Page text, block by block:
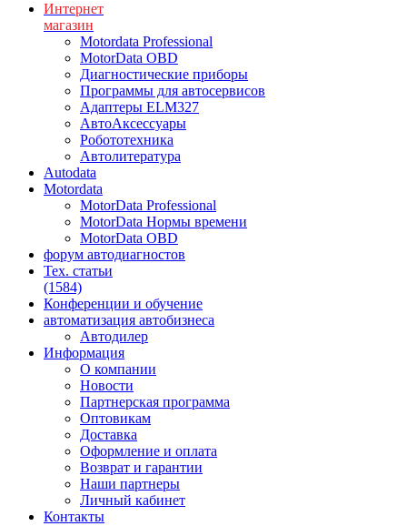
Интернет
магазин
Motordata Professional
MotorData OBD
Диагностические приборы
Программы для автосервисов
Адаптеры ELM327
АвтоАксессуары
Робототехника
Автолитература
Autodata
Motordata
MotorData Professional
MotorData Нормы времени
MotorData OBD
форум автодиагностов
Тех. статьи
(1584)
Конференции и обучение
автоматизация автобизнеса
Автодилер
Информация
О компании
Новости
Партнерская программа
Оптовикам
Доставка
Оформление и оплата
Возврат и гарантии
Наши партнеры
Личный кабинет
Контакты